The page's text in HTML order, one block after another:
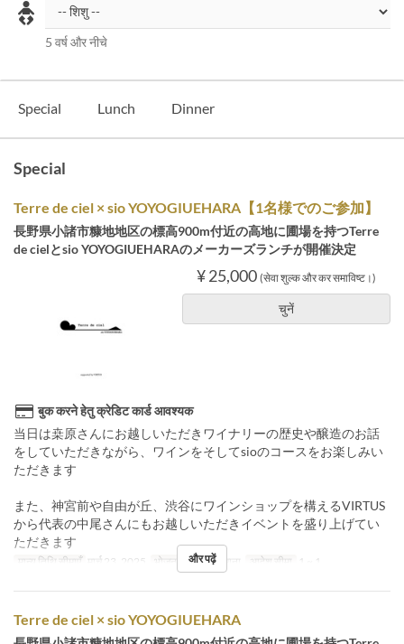
5 वर्ष और नीचे
Special Lunch Dinner
Special
Terre de ciel × sio YOYOGIUEHARA【1名様でのご参加】
長野県小諸市糠地地区の標高900m付近の高地に圃場を持つTerre
de cielとsio YOYOGIUEHARAのメーカーズランチが開催決定
¥ 25,000 (सेवा शुल्क और कर समाविष्ट।)
चुनें
बुक करने हेतु क्रेडिट कार्ड आवश्यक
当日は桒原さんにお越しいただきワイナリーの歴史や醸造のお話
をしていただきながら、ワインをそしてsioのコースをお楽しみい
ただきます
また、神宮前や自由が丘、渋谷にワインショップを構えるVIRTUS
から代表の中尾さんにもお越しいただきイベントを盛り上げてい
ただきます
मान्य तिथि सीमाएँ मार्च 23, 2025 भोजन दोपहर का खाना आदेश सीमा 1 ~ 1
और पढ़ें
Terre de ciel × sio YOYOGIUEHARA